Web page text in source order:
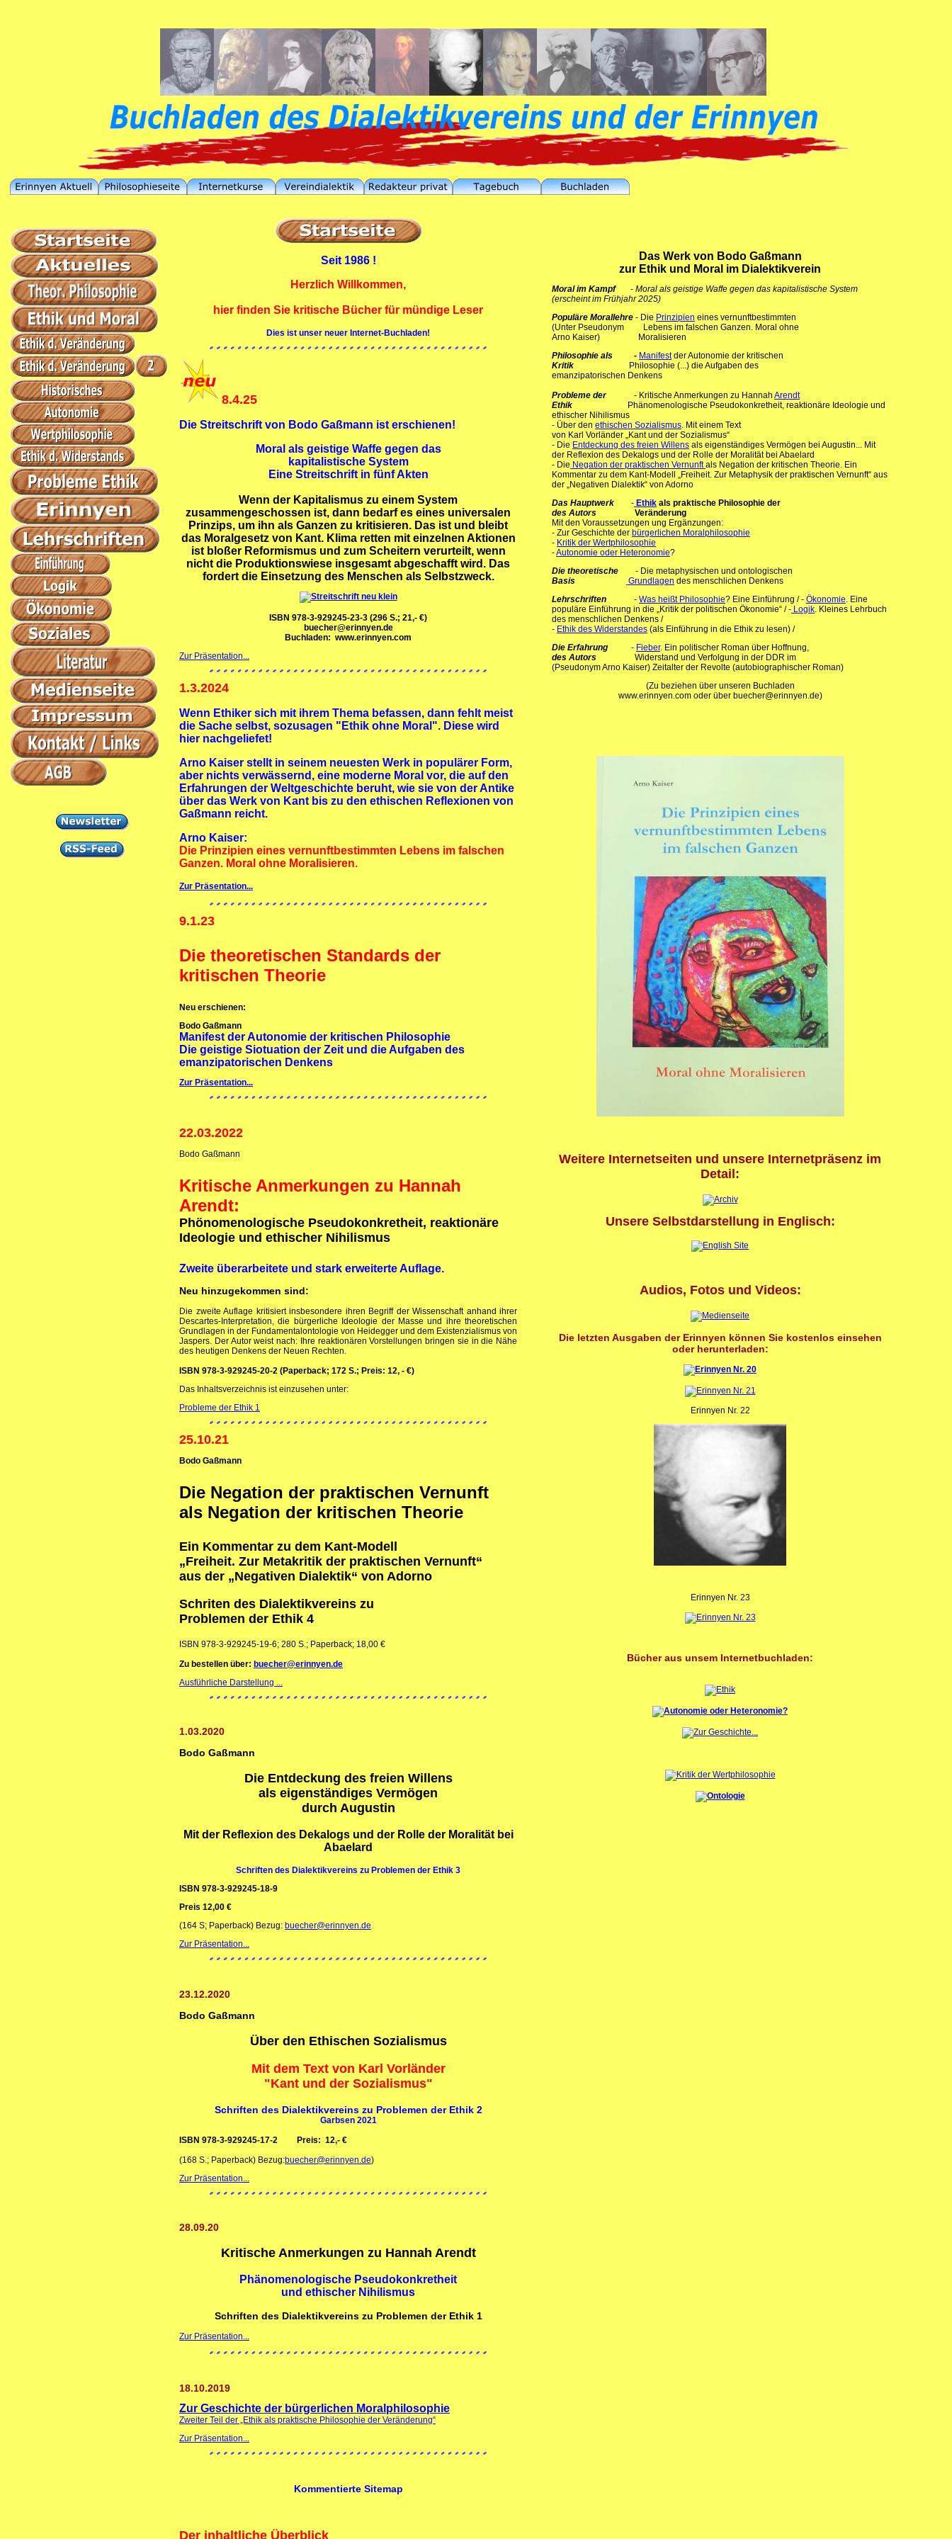
Seit 1986 !
Herzlich Willkommen,
hier finden Sie kritische Bücher für mündige Leser
Dies ist unser neuer Internet-Buchladen!
8.4.25
Die Streitschrift von Bodo Gaßmann ist erschienen!
Moral als geistige Waffe gegen das
kapitalistische System
Eine Streitschrift in fünf Akten
Wenn der Kapitalismus zu einem System
zusammengeschossen ist, dann bedarf es eines universalen
Prinzips, um ihn als Ganzen zu kritisieren. Das ist und bleibt
das Moralgesetz von Kant. Klima retten mit einzelnen Aktionen
ist bloßer Reformismus und zum Scheitern verurteilt, wenn
nicht die Produktionswiese insgesamt abgeschafft wird. Das
fordert die Einsetzung des Menschen als Selbstzweck.
ISBN 978-3-929245-23-3 (296 S.; 21,- €)
buecher@erinnyen.de
Buchladen: www.erinnyen.com
Zur Präsentation...
1.3.2024
Wenn Ethiker sich mit ihrem Thema befassen, dann fehlt meist
die Sache selbst, sozusagen "Ethik ohne Moral". Diese wird
hier nachgeliefet!
Arno Kaiser stellt in seinem neuesten Werk in populärer Form,
aber nichts verwässernd, eine moderne Moral vor, die auf den
Erfahrungen der Weltgeschichte beruht, wie sie von der Antike
über das Werk von Kant bis zu den ethischen Reflexionen von
Gaßmann reicht.
Arno Kaiser:
Die Prinzipien eines vernunftbestimmten Lebens im falschen
Ganzen. Moral ohne Moralisieren.
Zur Präsentation...
9.1.23
Die theoretischen Standards der
kritischen Theorie
Neu erschienen:
Bodo Gaßmann
Manifest der Autonomie der kritischen Philosophie
Die geistige Siotuation der Zeit und die Aufgaben des
emanzipatorischen Denkens
Zur Präsentation...
22.03.2022
Bodo Gaßmann
Kritische Anmerkungen zu Hannah
Arendt:
Phönomenologische Pseudokonkretheit, reaktionäre
Ideologie und ethischer Nihilismus
Zweite überarbeitete und stark erweiterte Auflage.
Neu hinzugekommen sind:
Die zweite Auflage kritisiert insbesondere ihren Begriff der Wissenschaft anhand ihrer
Descartes-Interpretation, die bürgerliche Ideologie der Masse und ihre theoretischen
Grundlagen in der Fundamentalontologie von Heidegger und dem Existenzialismus von
Jaspers. Der Autor weist nach: Ihre reaktionären Vorstellungen bringen sie in die Nähe
des heutigen Denkens der Neuen Rechten.
ISBN 978-3-929245-20-2 (Paperback; 172 S.; Preis: 12, - €)
Das Inhaltsverzeichnis ist einzusehen unter:
Probleme der Ethik 1
25.10.21
Bodo Gaßmann
Die Negation der praktischen Vernunft
als Negation der kritischen Theorie
Ein Kommentar zu dem Kant-Modell
„Freiheit. Zur Metakritik der praktischen Vernunft“
aus der „Negativen Dialektik“ von Adorno
Schriten des Dialektikvereins zu
Problemen der Ethik 4
ISBN 978-3-929245-19-6; 280 S.; Paperback; 18,00 €
Zu bestellen über: buecher@erinnyen.de
Ausführliche Darstellung ...
1.03.2020
Bodo Gaßmann
Die Entdeckung des freien Willens
als eigenständiges Vermögen
durch Augustin
Mit der Reflexion des Dekalogs und der Rolle der Moralität bei
Abaelard
Schriften des Dialektikvereins zu Problemen der Ethik 3
ISBN 978-3-929245-18-9
Preis 12,00 €
(164 S; Paperback) Bezug: buecher@erinnyen.de
Zur Präsentation...
23.12.2020
Bodo Gaßmann
Über den Ethischen Sozialismus
Mit dem Text von Karl Vorländer
"Kant und der Sozialismus"
Schriften des Dialektikvereins zu Problemen der Ethik 2
Garbsen 2021
ISBN 978-3-929245-17-2 Preis: 12,- €
(168 S.; Paperback) Bezug:buecher@erinnyen.de)
Zur Präsentation...
28.09.20
Kritische Anmerkungen zu Hannah Arendt
Phänomenologische Pseudokonkretheit
und ethischer Nihilismus
Schriften des Dialektikvereins zu Problemen der Ethik 1
Zur Präsentation...
18.10.2019
Zur Geschichte der bürgerlichen Moralphilosophie
Zweiter Teil der „Ethik als praktische Philosophie der Veränderung“
Zur Präsentation...
Kommentierte Sitemap
Der inhaltliche Überblick
Das Werk von Bodo Gaßmann
zur Ethik und Moral im Dialektikverein
Moral im Kampf- Moral als geistige Waffe gegen das kapitalistische System
(erscheint im Frühjahr 2025)
Populäre Morallehre - Die Prinzipien eines vernunftbestimmten
(Unter Pseudonym Lebens im falschen Ganzen. Moral ohne
Arno Kaiser) Moralisieren
Philosophie als - Manifestder Autonomie der kritischen
Kritik
Philosophie (...) die Aufgaben des
emanzipatorischen Denkens
Probleme der- Kritische Anmerkungen zu Hannah Arendt
Ethik Phänomenologische Pseudokonkretheit, reaktionäre Ideologie und
ethischer Nihilismus
- Über den ethischen Sozialismus. Mit einem Text
von Karl Vorländer „Kant und der Sozialismus“
- Die Entdeckung des freien Willens als eigenständiges Vermögen bei Augustin... Mit
der Reflexion des Dekalogs und der Rolle der Moralität bei Abaelard
- Die Negation der praktischen Vernunftals Negation der kritischen Theorie. Ein
Kommentar zu dem Kant-Modell „Freiheit. Zur Metaphysik der praktischen Vernunft“ aus
der „Negativen Dialektik“ von Adorno
Das Hauptwerk - Ethik als praktische Philosophie der
des Autors Veränderung
Mit den Voraussetzungen ung Ergänzungen:
- Zur Geschichte der bürgerlichen Moralphilosophie
- Kritik der Wertphilosophie
-Autonomie oder Heteronomie?
Die theoretische - Die metaphysischen und ontologischen
Basis
Grundlagen des menschlichen Denkens
Lehrschriften - Was heißt Philosophie? Eine Einführung / - Ökonomie. Eine
populäre Einführung in die „Kritik der politischen Ökonomie“ / - Logik. Kleines Lehrbuch
des menschlichen Denkens /
- Ethik des Widerstandes (als Einführung in die Ethik zu lesen) /
Die Erfahrung - Fieber. Ein politischer Roman über Hoffnung,
des Autors Widerstand und Verfolgung in der DDR im
(Pseudonym Arno Kaiser) Zeitalter der Revolte (autobiographischer Roman)
(Zu beziehen über unseren Buchladen
www.erinnyen.com oder über buecher@erinnyen.de)
Weitere Internetseiten und unsere Internetpräsenz im
Detail:
Unsere Selbstdarstellung in Englisch:
Audios, Fotos und Videos:
Die letzten Ausgaben der Erinnyen können Sie kostenlos einsehen
oder herunterladen:
Erinnyen Nr. 22
Erinnyen Nr. 23
Bücher aus unsem Internetbuchladen: